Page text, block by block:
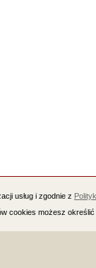
usług i zgodnie z
cookies możesz